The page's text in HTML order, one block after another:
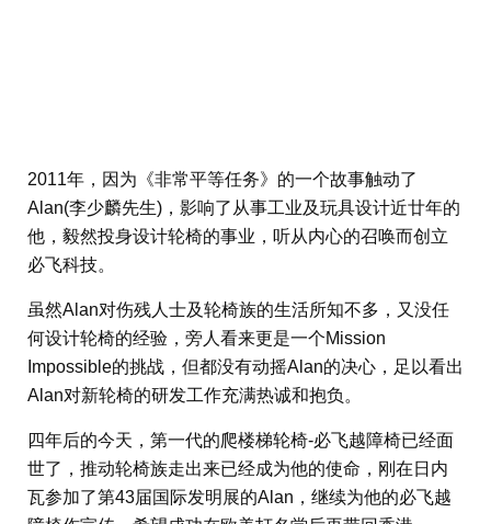
2011年，因为《非常平等任务》的一个故事触动了
Alan(李少麟先生)，影响了从事工业及玩具设计近廿年的
他，毅然投身设计轮椅的事业，听从内心的召唤而创立
必飞科技。
虽然Alan对伤残人士及轮椅族的生活所知不多，又没任
何设计轮椅的经验，旁人看来更是一个Mission
Impossible的挑战，但都没有动摇Alan的决心，足以看出
Alan对新轮椅的研发工作充满热诚和抱负。
四年后的今天，第一代的爬楼梯轮椅-必飞越障椅已经面
世了，推动轮椅族走出来已经成为他的使命，刚在日内
瓦参加了第43届国际发明展的Alan，继续为他的必飞越